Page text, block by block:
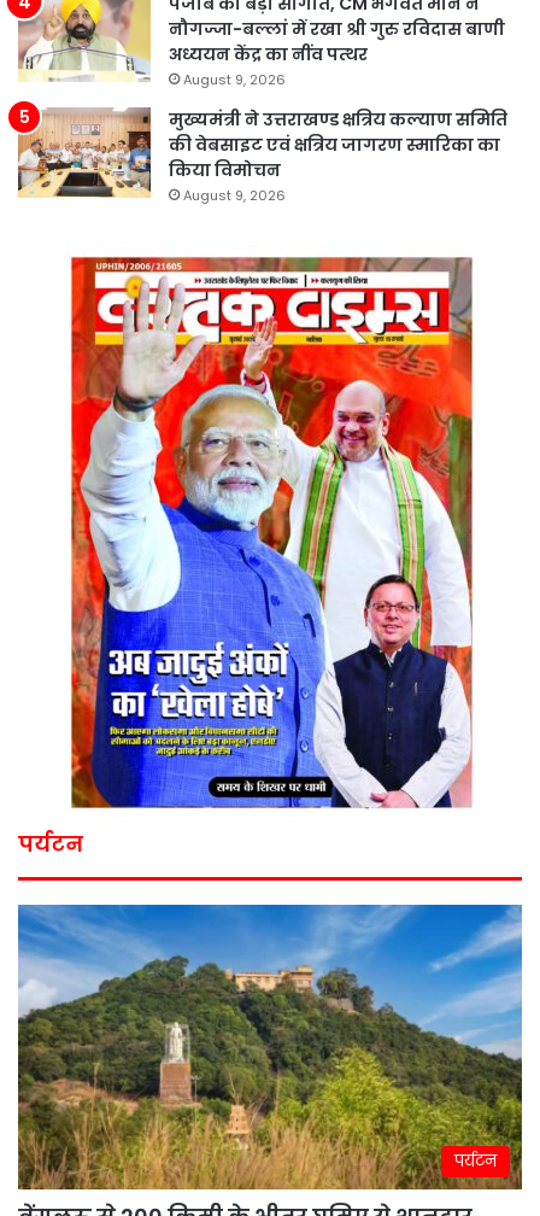
नौगज्जा-बल्लां में रखा श्री गुरु रविदास बाणी
अध्ययन केंद्र का नींव पत्थर
August 9, 2026
मुख्यमंत्री ने उत्तराखण्ड क्षत्रिय कल्याण समिति
की वेबसाइट एवं क्षत्रिय जागरण स्मारिका का
किया विमोचन
August 9, 2026
पर्यटन
पर्यटन